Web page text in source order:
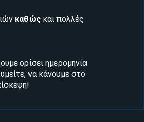
καθώς και πολλές
ορίσει ημερομηνία
να κάνουμε στο